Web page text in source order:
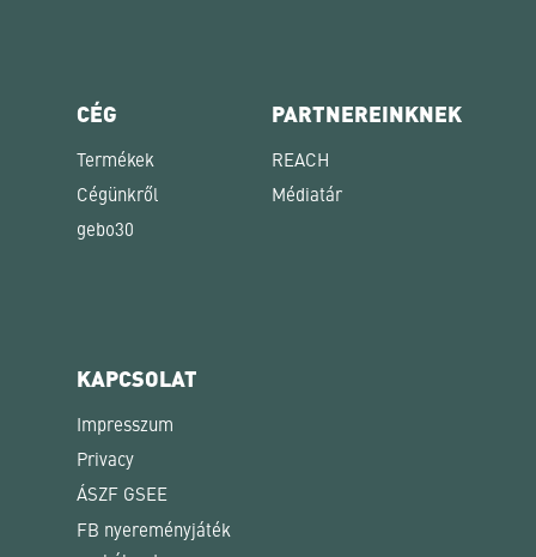
CÉG
Termékek
Cégünkről
gebo30
PARTNEREINKNEK
REACH
Médiatár
KAPCSOLAT
Impresszum
Privacy
ÁSZF GSEE
FB nyereményjáték